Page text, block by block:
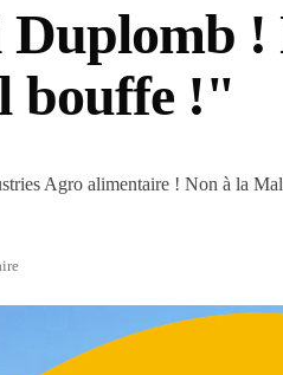
Duplomb
bouffe !"
Agro alimentaire ! Non à la